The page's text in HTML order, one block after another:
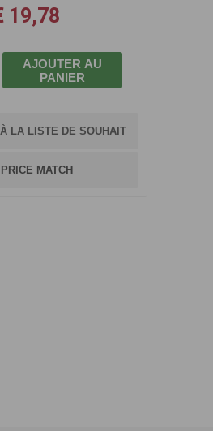
19,78
AJOUTER AU
PANIER
LA LISTE DE SOUHAIT
PRICE MATCH